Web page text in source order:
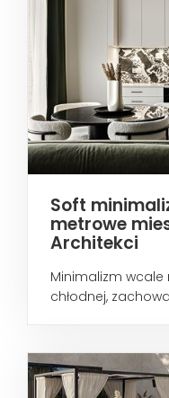
Soft
metrowe
Architekci
Minimalizm
chłodnej,